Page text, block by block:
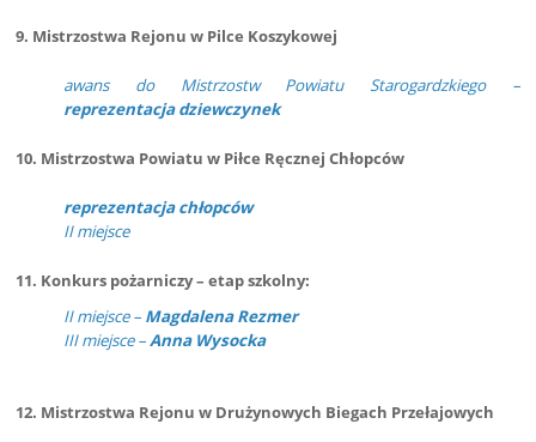
9. Mistrzostwa Rejonu w Pilce Koszykowej
awans do Mistrzostw Powiatu Starogardzkiego –
reprezentacja dziewczynek
10. Mistrzostwa Powiatu w Piłce Ręcznej Chłopców
reprezentacja chłopców
II miejsce
11. Konkurs pożarniczy – etap szkolny:
II miejsce – Magdalena Rezmer
III miejsce –Anna Wysocka
12. Mistrzostwa Rejonu w Drużynowych Biegach Przełajowych